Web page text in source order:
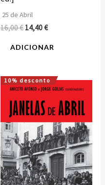
25 de Abril
16,00€ 14,40€
ADICIONAR
10% desconto
O
preço
original
era:
20,00 €.
O
preço
atual
é:
18,00 €.